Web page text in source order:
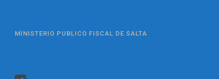
MINISTERIO PUBLICO FISCAL DE SALTA